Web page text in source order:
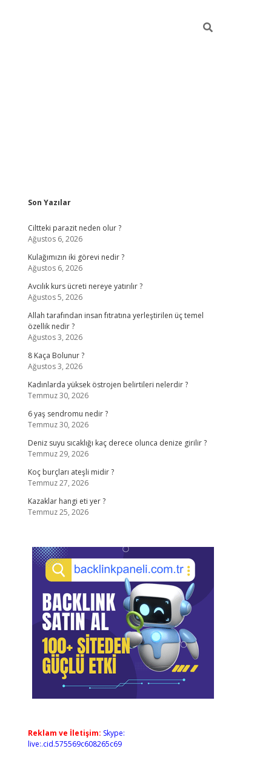
Sidebar
Son Yazılar
Ciltteki parazit neden olur ?
Ağustos 6, 2026
Kulağımızın iki görevi nedir ?
Ağustos 6, 2026
Avcılık kurs ücreti nereye yatırılır ?
Ağustos 5, 2026
Allah tarafından insan fıtratına yerleştirilen üç temel
özellik nedir ?
Ağustos 3, 2026
8 Kaça Bolunur ?
Ağustos 3, 2026
Kadınlarda yüksek östrojen belirtileri nelerdir ?
Temmuz 30, 2026
6 yaş sendromu nedir ?
Temmuz 30, 2026
Deniz suyu sıcaklığı kaç derece olunca denize girilir ?
Temmuz 29, 2026
Koç burçları ateşli midir ?
Temmuz 27, 2026
Kazaklar hangi eti yer ?
Temmuz 25, 2026
Reklam ve İletişim: Skype:
live:.cid.575569c608265c69